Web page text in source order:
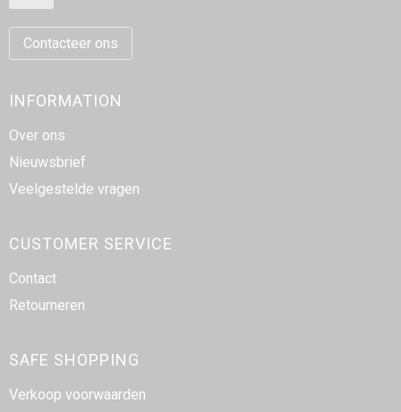
Contacteer ons
INFORMATION
Over ons
Nieuwsbrief
Veelgestelde vragen
CUSTOMER SERVICE
Contact
Retourneren
SAFE SHOPPING
Verkoop voorwaarden